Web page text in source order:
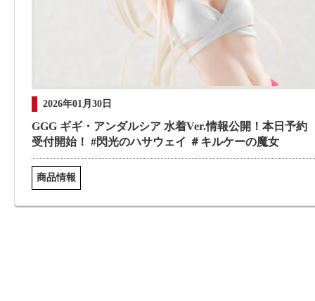
2026年01月30日
GGG ギギ・アンダルシア 水着Ver.情報公開！本日予約
受付開始！ #閃光のハサウェイ ＃キルケーの魔女
商品情報